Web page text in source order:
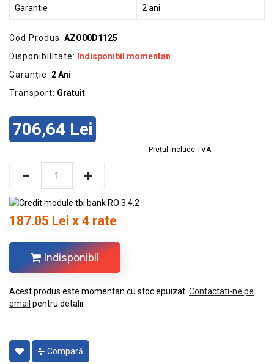
Garantie 2 ani
Cod Produs: AZO00D1125
Disponibilitate:
Indisponibil momentan
Garanție: 2 Ani
Transport: Gratuit
706,64 Lei
Prețul include TVA
187.05 Lei x 4 rate
Indisponibil
Acest produs este momentan cu stoc epuizat. Contactati-ne pe
email pentru detalii.
Compară